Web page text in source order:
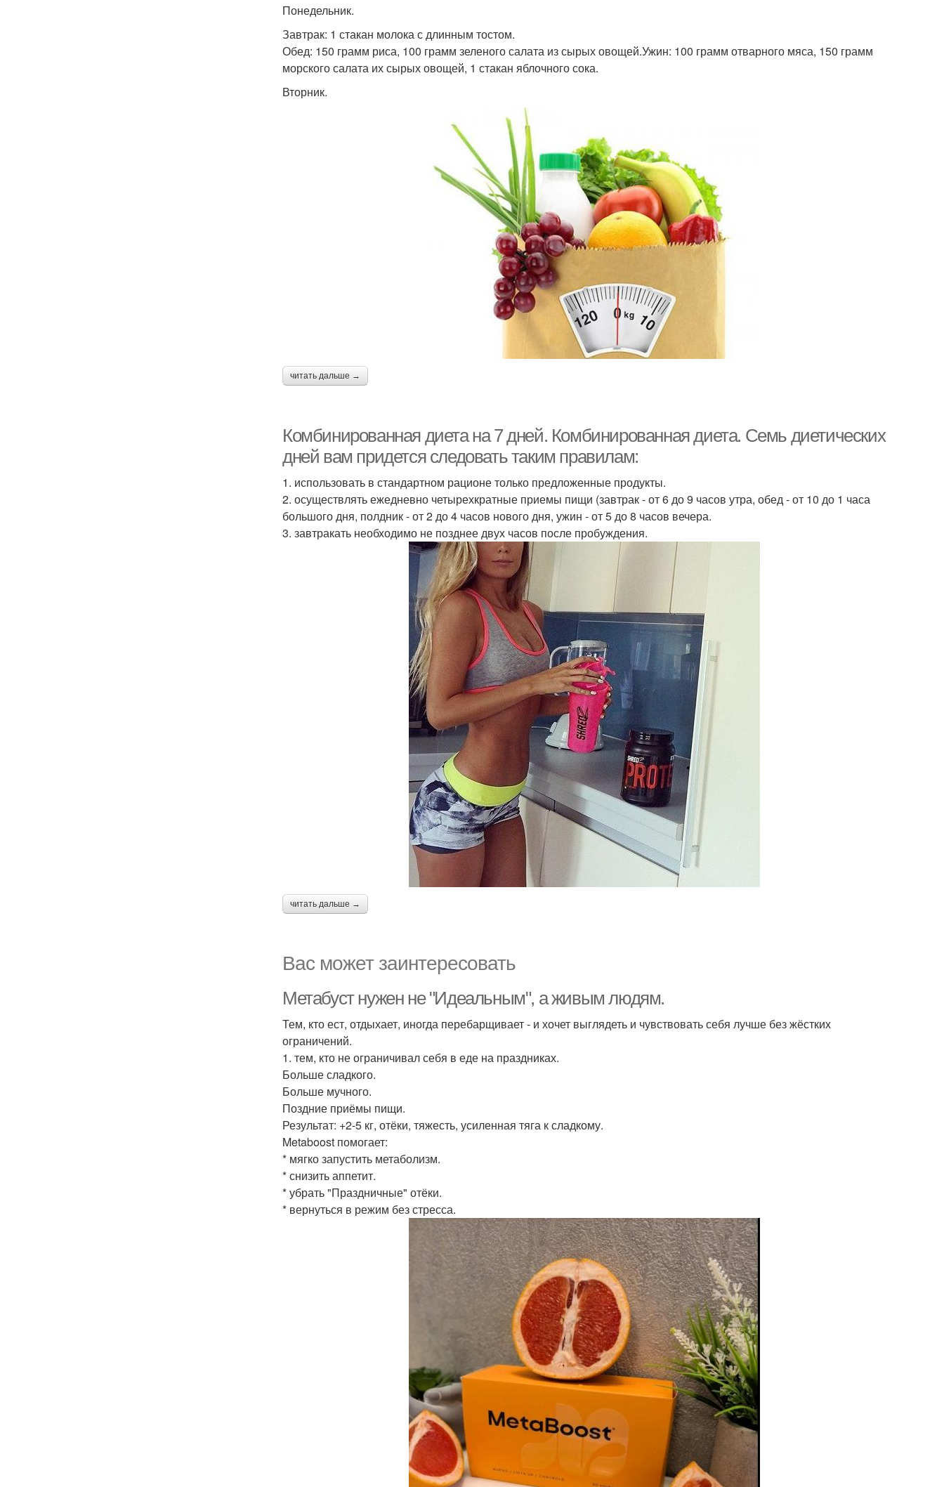
Понедельник.
Завтрак: 1 стакан молока с длинным тостом.
Обед: 150 грамм риса, 100 грамм зеленого салата из сырых овощей.Ужин: 100 грамм отварного мяса, 150 грамм
морского салата их сырых овощей, 1 стакан яблочного сока.
Вторник.
читать дальше →
Комбинированная диета на 7 дней. Комбинированная диета. Семь диетических
дней вам придется следовать таким правилам:
1. использовать в стандартном рационе только предложенные продукты.
2. осуществлять ежедневно четырехкратные приемы пищи (завтрак - от 6 до 9 часов утра, обед - от 10 до 1 часа
большого дня, полдник - от 2 до 4 часов нового дня, ужин - от 5 до 8 часов вечера.
3. завтракать необходимо не позднее двух часов после пробуждения.
читать дальше →
Вас может заинтересовать
Метабуст нужен не "Идеальным", а живым людям.
Тем, кто ест, отдыхает, иногда перебарщивает - и хочет выглядеть и чувствовать себя лучше без жёстких
ограничений.
1. тем, кто не ограничивал себя в еде на праздниках.
Больше сладкого.
Больше мучного.
Поздние приёмы пищи.
Результат: +2-5 кг, отёки, тяжесть, усиленная тяга к сладкому.
Metaboost помогает:
* мягко запустить метаболизм.
* снизить аппетит.
* убрать "Праздничные" отёки.
* вернуться в режим без стресса.